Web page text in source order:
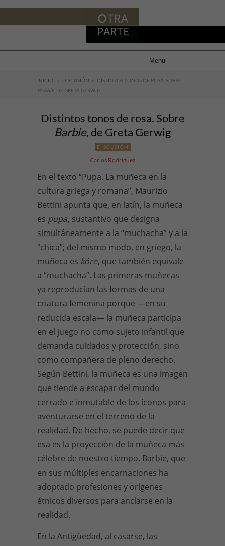
Menu ≡
INICIO » DISCUSIÓN » DISTINTOS TONOS DE ROSA. SOBRE
BARBIE , DE GRETA GERWIG
Distintos tonos de rosa. Sobre
Barbie, de Greta Gerwig
DISCUSIÓN
Carlos Rodríguez
En el texto “Pupa. La muñeca en la
cultura griega y romana”, Maurizio
Bettini apunta que, en latín, la muñeca
es pupa, sustantivo que designa
simultáneamente a la “muchacha” y a la
“chica”; del mismo modo, en griego, la
muñeca es kóre, que también equivale
a “muchacha”. Las primeras muñecas
ya reproducían las formas de una
criatura femenina porque —en su
reducida escala— la muñeca participa
en el juego no como sujeto infantil que
demanda cuidados y protección, sino
como compañera de pleno derecho.
Según Bettini, la muñeca es una imagen
que tiende a escapar del mundo
cerrado e inmutable de los íconos para
aventurarse en el terreno de la
realidad. De hecho, se puede decir que
esa es la proyección de la muñeca más
célebre de nuestro tiempo, Barbie, que
en sus múltiples encarnaciones ha
adoptado profesiones y orígenes
étnicos diversos para anclarse en la
realidad.
En la Antigüedad, al casarse, las